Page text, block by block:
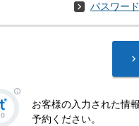
パスワー
お客様の入力された情
予約ください。